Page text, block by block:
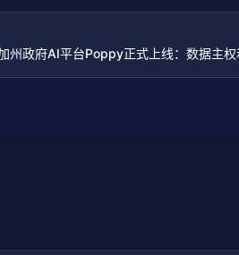
州政府AI平台Poppy正式上线：数据主